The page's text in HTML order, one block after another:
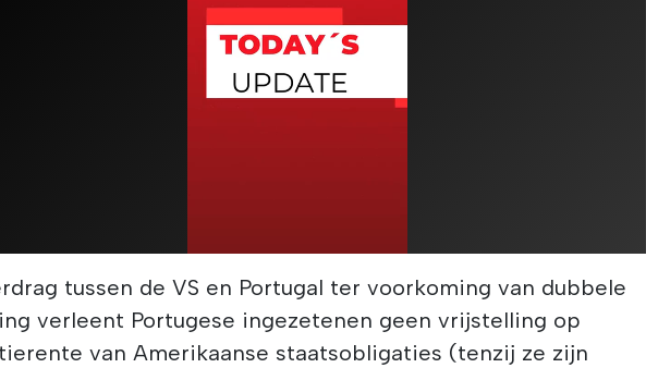
tussen de VS en Portugal ter voorkoming van dubbele
verleent Portugese ingezetenen geen vrijstelling op
van Amerikaanse staatsobligaties (tenzij ze zijn